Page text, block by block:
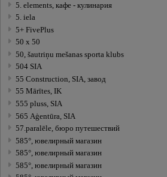
5. elements, кафе - кулинария
5. iela
5+ FivePlus
50 x 50
50, šautriņu mešanas sporta klubs
504 SIA
55 Construction, SIA, завод
55 Mārītes, IK
555 pluss, SIA
565 Aģentūra, SIA
57.paralēle, бюро путешествий
585°, ювелирный магазин
585°, ювелирный магазин
585°, ювелирный магазин